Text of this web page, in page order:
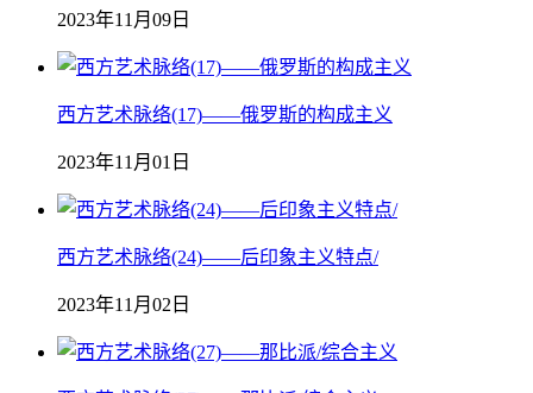
2023年11月09日
西方艺术脉络(17)——俄罗斯的构成主义
2023年11月01日
西方艺术脉络(24)——后印象主义特点/
2023年11月02日